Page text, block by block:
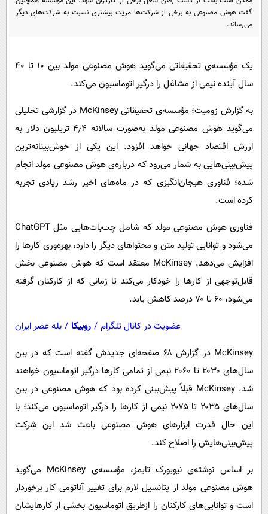
سرگرمی
حوادث
سلامت
بین الملل
اجتماعی
سیاست خارجی
پیامک
دانلود
گفت هوش مصنوعی به برخی از شرکت‌ها مزیت بیشتری نسبت‌ به شرکت‌های دیگر
می‌رساند.
یک مؤسسه‌ی تحقیقاتی می‌گوید هوش مصنوعی مولد بین ۱۰ تا ۴۰
سال آینده نیمی از مشاغل را درگیر اتوماسیون می‌کند.
به گزارش زومیت؛ مؤسسه‌ی تحقیقاتی McKinsey در گزارشی تحلیلی
می‌گوید هوش مصنوعی مولد به‌صورت سالانه ۴٫۴ تریلیون دلار به
ارزش اقتصاد جهانی خواهد افزود. این یکی از خوش‌بینانه‌ترین
پیش‌بینی‌هایی به شمار می‌رود که درباره‌ی هوش مصنوعی مولد انجام
شده؛ فناوری هیجان‌انگیزی که در ماه‌های اخیر رشد زیادی تجربه
کرده است.
فناوری هوش مصنوعی مولد که شامل چت‌بات‌هایی مثل ChatGPT
می‌شود و توانایی تولید متن و محتواهای دیگر را دارد، بهره‌وری کارها را
افزایش می‌دهد. McKinsey معتقد است که هوش مصنوعی بخش
قابل‌توجهی از کارها را خودکار می‌کند تا زمانی که از کارکنان گرفته
می‌شود، ۶۰ تا ۷۰ درصد کاهش یابد.
عضویت در کانال تلگرام / روبیکا / بله عصر ایران
McKinsey در گزارش ۶۸ صفحه‌ای جدیدش گفته است که در بین
سال‌های ۲۰۳۰ تا ۲۰۶۰ نیمی از تمامی کارها درگیر اتوماسیون خواهند
شد. McKinsey قبلاً پیش‌بینی کرده بود که هوش مصنوعی در بین
سال‌های ۲۰۳۵ تا ۲۰۷۵ نیمی از کارها را درگیر اتوماسیون می‌کند؛ با
این‌ حال قدرت ابزارهای هوش مصنوعی باعث شد این شرکت
پیش‌بینی‌هایش را اصلاح کند.
بر اساس نوشته‌ی نیویورک تایمز، مؤسسه‌ی McKinsey می‌گوید
هوش مصنوعی مولد از پتانسیل لازم برای تغییر آناتومی کار برخوردار
است و توانایی‌های کارکنان را ازطریق اتوماسیون بخشی از کارهایشان